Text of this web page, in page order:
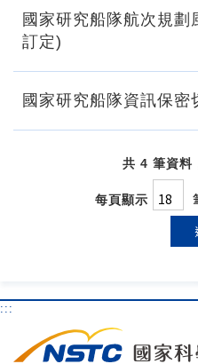
國家研究船隊航次規
訂定)
國家研究船隊資訊保
共 4 筆資料
每頁顯示
:::